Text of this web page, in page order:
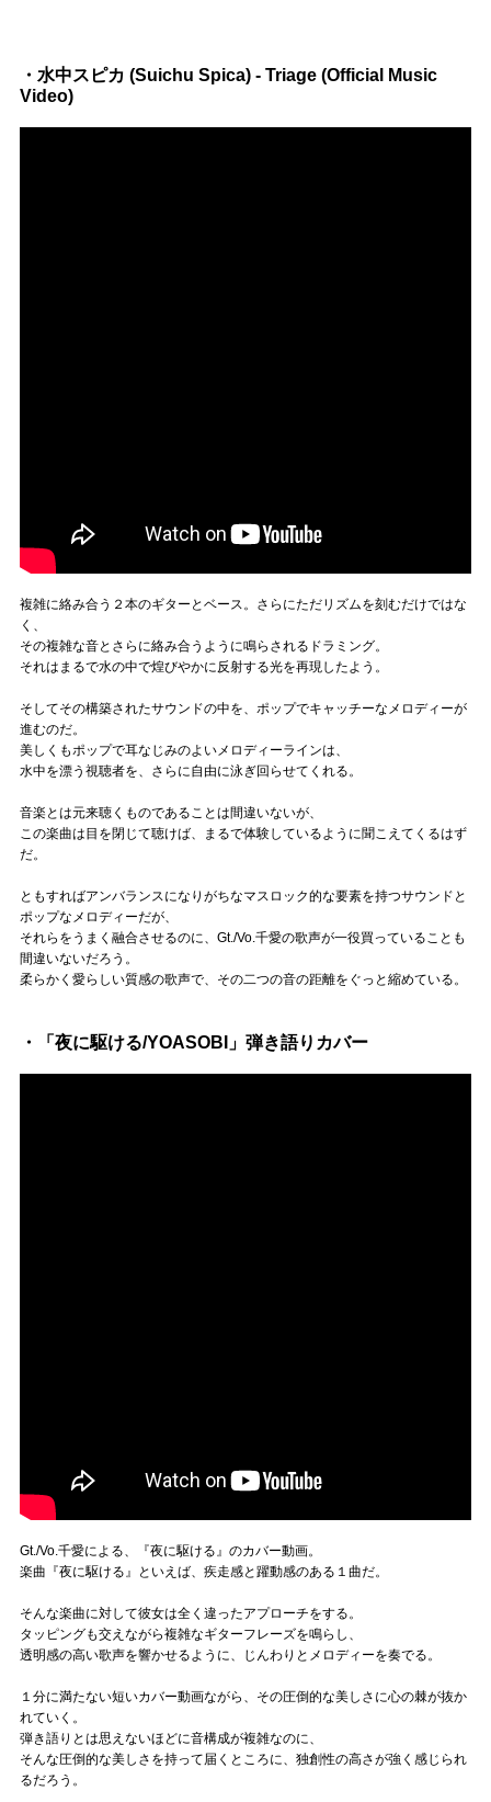
・水中スピカ (Suichu Spica) - Triage (Official Music
Video)
複雑に絡み合う２本のギターとベース。さらにただリズムを刻むだけではな
く、
その複雑な音とさらに絡み合うように鳴らされるドラミング。
それはまるで水の中で煌びやかに反射する光を再現したよう。
そしてその構築されたサウンドの中を、ポップでキャッチーなメロディーが
進むのだ。
美しくもポップで耳なじみのよいメロディーラインは、
水中を漂う視聴者を、さらに自由に泳ぎ回らせてくれる。
音楽とは元来聴くものであることは間違いないが、
この楽曲は目を閉じて聴けば、まるで体験しているように聞こえてくるはず
だ。
ともすればアンバランスになりがちなマスロック的な要素を持つサウンドと
ポップなメロディーだが、
それらをうまく融合させるのに、Gt./Vo.千愛の歌声が一役買っていることも
間違いないだろう。
柔らかく愛らしい質感の歌声で、その二つの音の距離をぐっと縮めている。
・「夜に駆ける/YOASOBI」弾き語りカバー
Gt./Vo.千愛による、『夜に駆ける』のカバー動画。
楽曲『夜に駆ける』といえば、疾走感と躍動感のある１曲だ。
そんな楽曲に対して彼女は全く違ったアプローチをする。
タッピングも交えながら複雑なギターフレーズを鳴らし、
透明感の高い歌声を響かせるように、じんわりとメロディーを奏でる。
１分に満たない短いカバー動画ながら、その圧倒的な美しさに心の棘が抜か
れていく。
弾き語りとは思えないほどに音構成が複雑なのに、
そんな圧倒的な美しさを持って届くところに、独創性の高さが強く感じられ
るだろう。